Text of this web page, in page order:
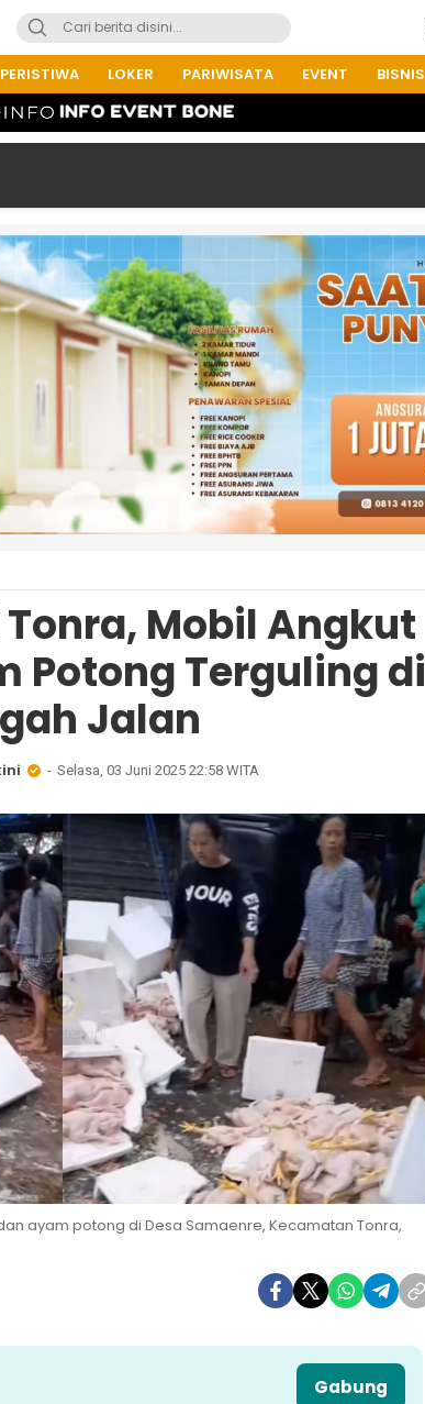
PERISTIWA LOKER PARIWISATA EVENT BISNIS
Mobil Angkut
Potong Terguling di
Jalan
Selasa, 03 Juni 2025 22:58 WITA
ayam potong di Desa Samaenre, Kecamatan Tonra,
Gabung